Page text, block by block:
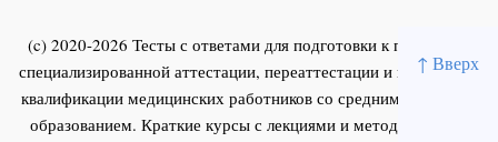
↑ Вверх
(c) 2020-2026 Тесты с ответами для подготовки к первичной
специализированной аттестации, переаттестации и повышения
квалификации медицинских работников со средним и высшим
образованием. Краткие курсы с лекциями и методическими